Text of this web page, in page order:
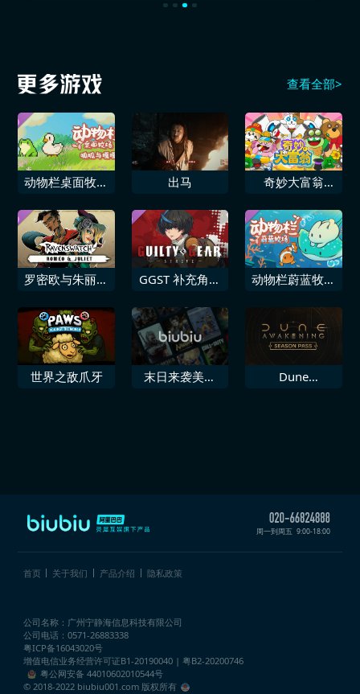
查看全部>
动物栏桌面牧场
出马
奇妙大富翁
Richman
罗密欧与朱丽叶
GGST 补充角色
动物栏蔚蓝牧场
世界之敌爪牙
末日来袭美漫
Dune
周一到周五 9:00-18:00
首页 关于我们 产品介绍 隐私政策
公司名称：广州宁静海信息科技有限公司
公司电话：0571-26883338
粤ICP备16043020号
增值电信业务经营许可证B1-20190040 | 粤B2-20200746
粤公网安备 44010602010544号
© 2018-2022 biubiu001.com 版权所有